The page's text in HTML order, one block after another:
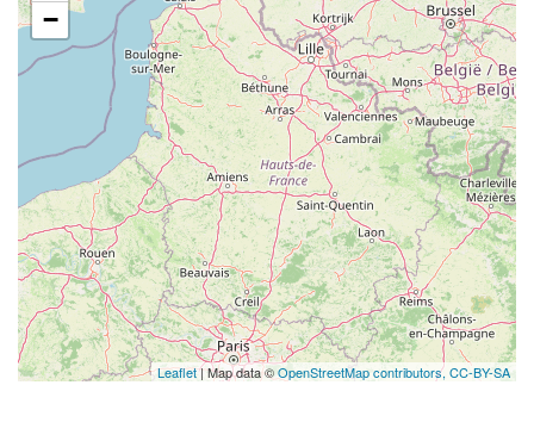
−
Leaflet| Map data ©OpenStreetMap contributors, CC-BY-SA